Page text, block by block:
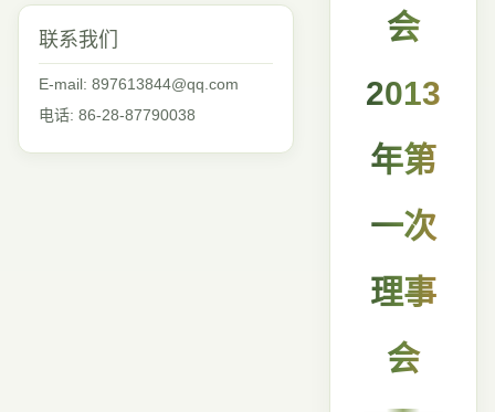
联系我们
E-mail: 897613844@qq.com
电话: 86-28-87790038
会
2013
年第
一次
理事
会